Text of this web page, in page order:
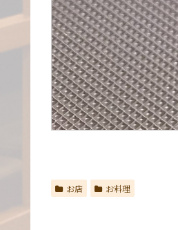
お店 お料理